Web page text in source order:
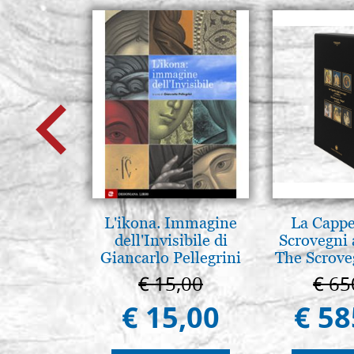
L'ikona. Immagine
dell'Invisibile di
Giancarlo Pellegrini
€ 15,00
€ 15,00
La
Scrovegni
The
in
€
€